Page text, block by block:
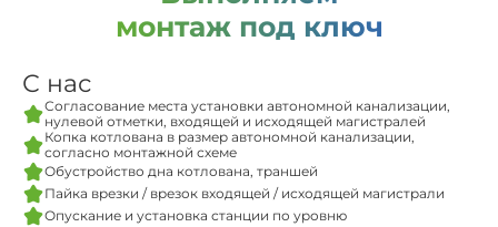
монтаж под ключ
С нас
Согласование места установки автономной канализации,
нулевой отметки, входящей и исходящей магистралей
Копка котлована в размер автономной канализации,
согласно монтажной схеме
Обустройство дна котлована, траншей
Пайка врезки / врезок входящей / исходящей магистрали
Опускание и установка станции по уровню